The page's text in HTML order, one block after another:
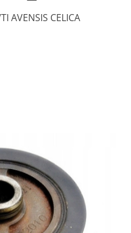
AVENSIS CELICA